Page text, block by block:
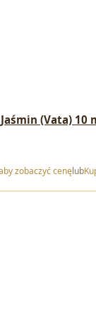
(Vata)
zobaczyć cenęlub